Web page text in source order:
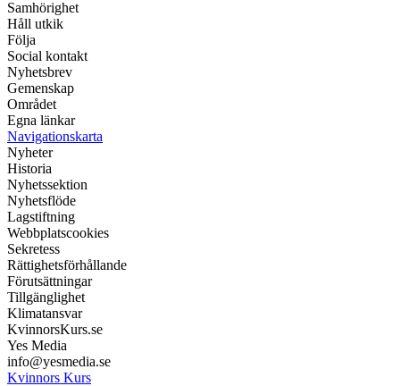
Samhörighet
Håll utkik
Följa
Social kontakt
Nyhetsbrev
Gemenskap
Området
Egna länkar
Navigationskarta
Nyheter
Historia
Nyhetssektion
Nyhetsflöde
Lagstiftning
Webbplatscookies
Sekretess
Rättighetsförhållande
Förutsättningar
Tillgänglighet
Klimatansvar
KvinnorsKurs.se
Yes Media
info@yesmedia.se
Kvinnors Kurs